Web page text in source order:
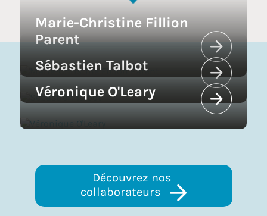
Marie-Christine Fillion
Parent
Sébastien Talbot
Véronique O'Leary
Découvrez nos
collaborateurs